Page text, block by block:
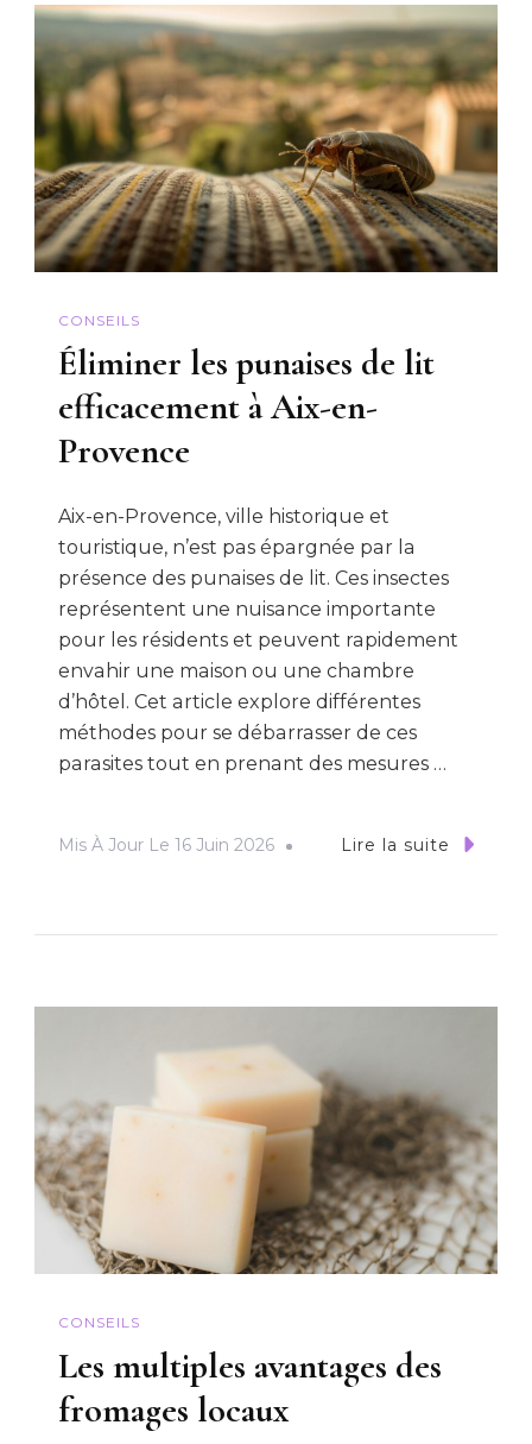
CONSEILS
Éliminer les punaises de lit
efficacement à Aix-en-
Provence
Aix-en-Provence, ville historique et
touristique, n’est pas épargnée par la
présence des punaises de lit. Ces insectes
représentent une nuisance importante
pour les résidents et peuvent rapidement
envahir une maison ou une chambre
d’hôtel. Cet article explore différentes
méthodes pour se débarrasser de ces
parasites tout en prenant des mesures …
Mis À Jour Le 16 Juin 2026 Lire la suite
CONSEILS
Les multiples avantages des
fromages locaux